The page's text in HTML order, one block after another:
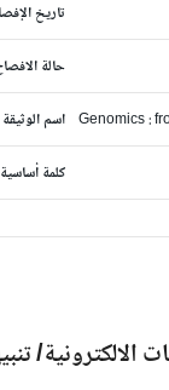
تاريخ الإفصاح
حالة الافصاح
اسم الوثيقة Genomics
كلمة أساسية